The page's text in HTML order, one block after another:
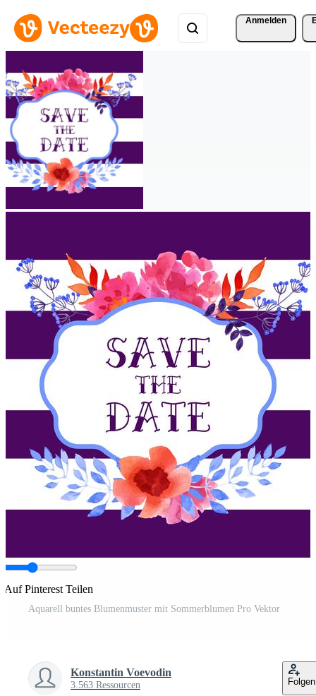
Anmelden
Auf Pinterest Teilen
Aquarell buntes Blumenmuster mit Sommerblumen Pro Vektor
Konstantin Voevodin
3.563 Ressourcen Folgen